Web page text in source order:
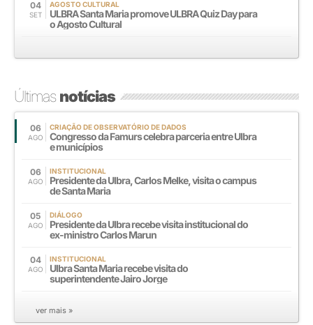
04
SET
AGOSTO CULTURAL
ULBRA Santa Maria promove ULBRA Quiz Day para
o Agosto Cultural
Últimasnotícias
06
AGO
CRIAÇÃO DE OBSERVATÓRIO DE DADOS
Congresso da Famurs celebra parceria entre Ulbra
e municípios
06
AGO
INSTITUCIONAL
Presidente da Ulbra, Carlos Melke, visita o campus
de Santa Maria
05
AGO
DIÁLOGO
Presidente da Ulbra recebe visita institucional do
ex-ministro Carlos Marun
04
AGO
INSTITUCIONAL
Ulbra Santa Maria recebe visita do
superintendente Jairo Jorge
ver mais »